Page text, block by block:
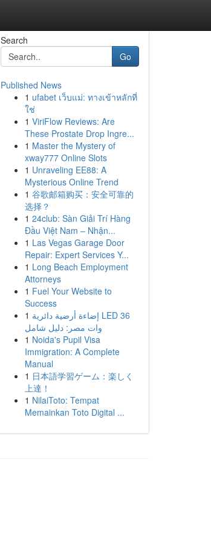
Search
Go
Published News
1 ufabet เว็บแม่: ทางเข้าหลักที่
ใช่
1 ViriFlow Reviews: Are
These Prostate Drop Ingre...
1 Master the Mystery of
xway777 Online Slots
1 Unraveling EE88: A
Mysterious Online Trend
1 谷歌邮箱购买：安全可靠的
选择？
1 24club: Sàn Giải Trí Hàng
Đầu Việt Nam – Nhận...
1 Las Vegas Garage Door
Repair: Expert Services Y...
1 Long Beach Employment
Attorneys
1 Fuel Your Website to
Success
1 إضاءة أرضية دائرية LED 36
وات مصر: دليل شامل
1 Noida's Pupil Visa
Immigration: A Complete
Manual
1 日本語学習ゲーム：楽しく
上達！
1 NilaiToto: Tempat
Memainkan Toto Digital ...